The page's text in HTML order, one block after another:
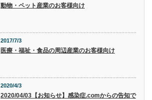
動物・ペット産業のお客様向け
2017/7/3
医療・福祉・食品の周辺産業のお客様向け
2020/4/3
2020/04/03【お知らせ】感染症.comからの告知で